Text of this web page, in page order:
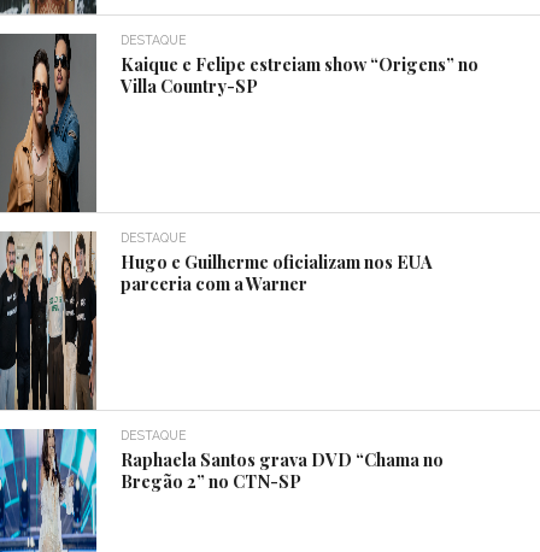
DESTAQUE
Kaique e Felipe estreiam show “Origens” no
Villa Country-SP
DESTAQUE
Hugo e Guilherme oficializam nos EUA
parceria com a Warner
DESTAQUE
Raphaela Santos grava DVD “Chama no
Bregão 2” no CTN-SP